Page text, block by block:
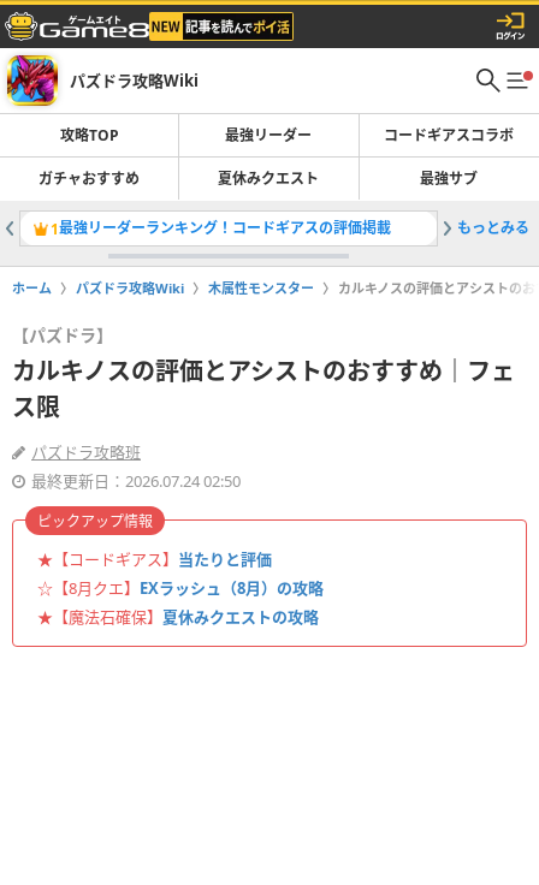
パズドラ攻略Wiki
攻略TOP 最強リーダー コードギアスコラボ
ガチャおすすめ 夏休みクエスト 最強サブ
1最強リーダーランキング！コードギアスの評価掲載 2コード
もっとみる
ホーム パズドラ攻略Wiki 木属性モンスター カルキノスの評価とアシストの
【パズドラ】
カルキノスの評価とアシストのおすすめ｜フェ
ス限
パズドラ攻略班
最終更新日：2026.07.24 02:50
★【コードギアス】 当たりと評価
☆【8月クエ】 EXラッシュ（8月）の攻略
★【魔法石確保】 夏休みクエストの攻略
ピックアップ情報